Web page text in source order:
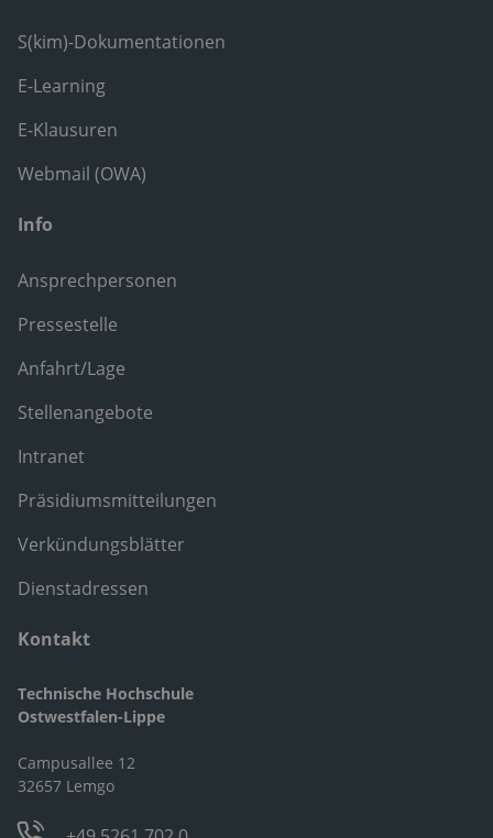
S(kim)-Dokumentationen
E-Learning
E-Klausuren
Webmail (OWA)
Info
Ansprechpersonen
Pressestelle
Anfahrt/Lage
Stellenangebote
Intranet
Präsidiumsmitteilungen
Verkündungsblätter
Dienstadressen
Kontakt
Technische Hochschule
Ostwestfalen-Lippe
Campusallee 12
32657 Lemgo